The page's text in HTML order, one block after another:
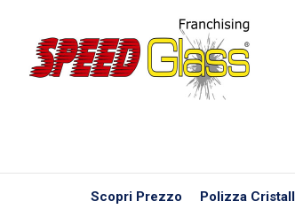
Scopri Prezzo Polizza